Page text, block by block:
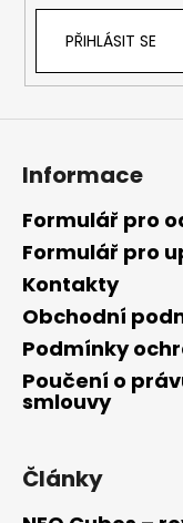
PŘIHLÁSIT SE
Informace
Formulář pro
Formulář pro
Kontakty
Obchodní
Podmínky
Poučení o
smlouvy
Články